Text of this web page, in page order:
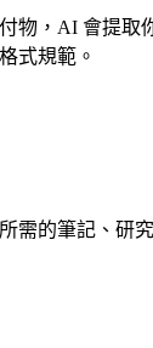
物，AI 會提取
式規範。
需的筆記、研